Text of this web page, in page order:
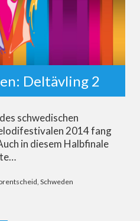
Deltävling 2
schwedischen
2014 fang
in diesem Halbfinale
, Schweden